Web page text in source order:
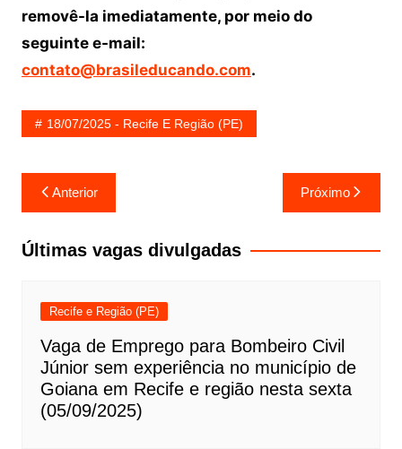
removê-la imediatamente, por meio do
seguinte e-mail:
contato@brasileducando.com.
18/07/2025 - Recife E Região (PE)
Navegação
de
Post
Anterior Próximo
Últimas vagas divulgadas
Recife e Região (PE)
Vaga de Emprego para Bombeiro Civil
Júnior sem experiência no município de
Goiana em Recife e região nesta sexta
(05/09/2025)